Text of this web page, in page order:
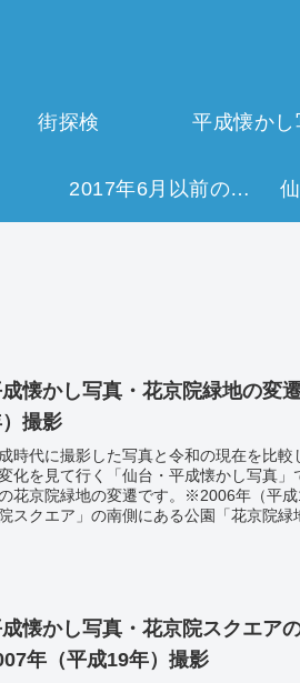
街探検 平成懐かし
2017年6月以前の今日の一枚
懐かし写真・花京院緑地の変
撮影
時代に撮影した写真と令和の現在を比較
化を見て行く「仙台・平成懐かし写真
花京院緑地の変遷です。※2006年（平
スクエア」の南側にある公園「花京院緑
懐かし写真・花京院スクエア
年（平成19年）撮影